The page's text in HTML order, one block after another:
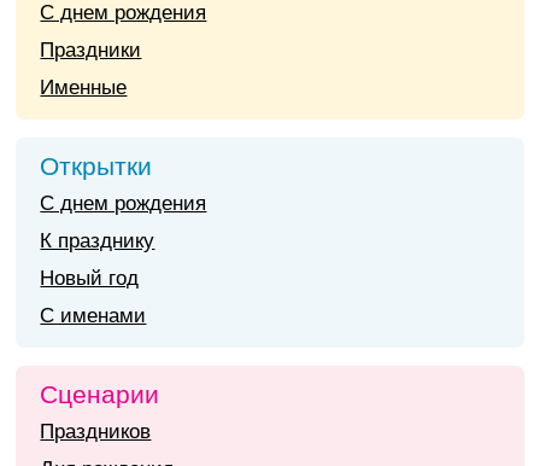
С днем рождения
Праздники
Именные
Открытки
С днем рождения
К празднику
Новый год
С именами
Сценарии
Праздников